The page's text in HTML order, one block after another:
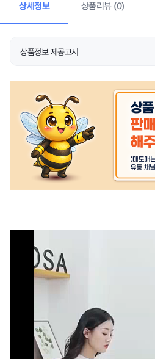
상세정보 상품리뷰 (0)
상품정보 제공고시
품명 및 모델명 상품 상세설명 참조
KC 인증정보 상품 상세설명 참조
정격전압/소비전력 상품 상세설명 참조
에너지소비효율등급
동일모델의 출시년월 상품 상세설명 참조
크기, 용량, 형태
추가설치비용
A/S 책임자와 전화번호 상품 상세설명 참조
주문후 예상 배송기간 상품 상세설명 참조